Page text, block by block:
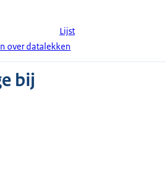
Lijst
over datalekken
bij